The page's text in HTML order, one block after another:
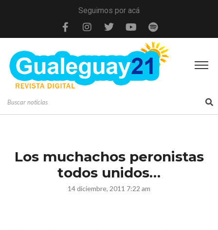
Seguimos por acá
Los muchachos peronistas
todos unidos…
14 diciembre, 2011 7:22 am